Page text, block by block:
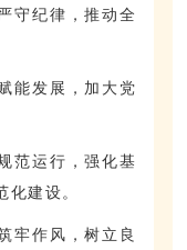
守纪律，推动全
能发展，加大党
范运行，强化基
建设。
牢作风，树立良